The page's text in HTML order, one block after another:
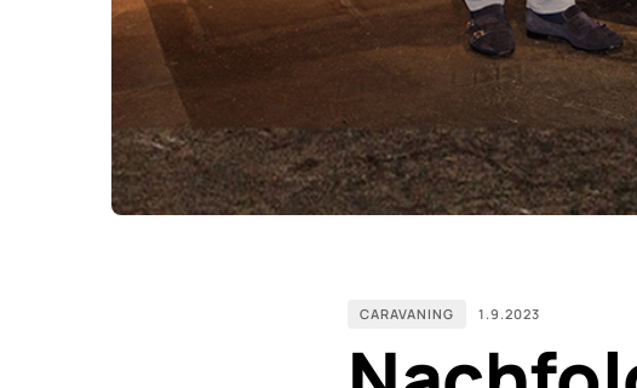
CARAVANING 1.9.2023